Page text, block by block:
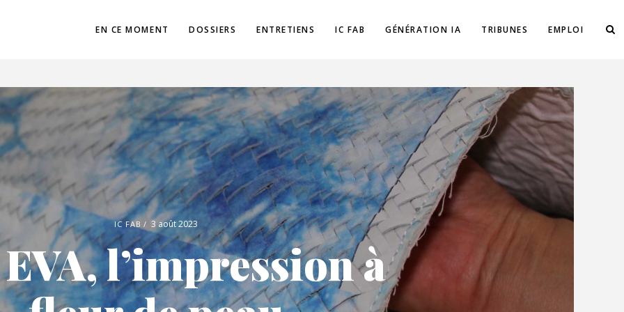
EN CE MOMENT DOSSIERS ENTRETIENS IC FAB GÉNÉRATION IA TRIBUNES EMPLOI
IC FAB 3 août 2023
l’impression à